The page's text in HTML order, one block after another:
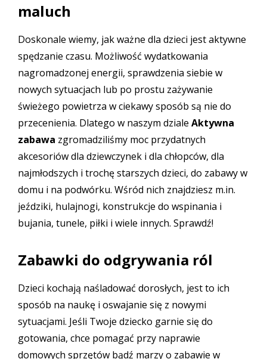
maluch
Doskonale wiemy, jak ważne dla dzieci jest aktywne
spędzanie czasu. Możliwość wydatkowania
nagromadzonej energii, sprawdzenia siebie w
nowych sytuacjach lub po prostu zażywanie
świeżego powietrza w ciekawy sposób są nie do
przecenienia. Dlatego w naszym dziale Aktywna
zabawa zgromadziliśmy moc przydatnych
akcesoriów dla dziewczynek i dla chłopców, dla
najmłodszych i trochę starszych dzieci, do zabawy w
domu i na podwórku. Wśród nich znajdziesz m.in.
jeździki, hulajnogi, konstrukcje do wspinania i
bujania, tunele, piłki i wiele innych. Sprawdź!
Zabawki do odgrywania ról
Dzieci kochają naśladować dorosłych, jest to ich
sposób na naukę i oswajanie się z nowymi
sytuacjami. Jeśli Twoje dziecko garnie się do
gotowania, chce pomagać przy naprawie
domowych sprzętów bądź marzy o zabawie w